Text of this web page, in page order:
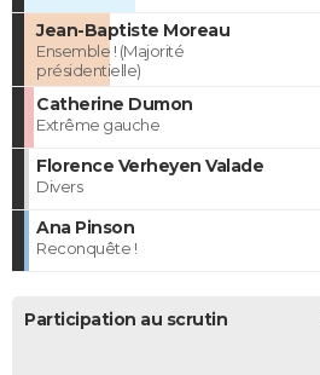
Jean-Baptiste Moreau
Ensemble ! (Majorité
présidentielle)
Catherine Dumon
Extrême gauche
Florence Verheyen Valade
Divers
Ana Pinson
Reconquête !
Participation au scrutin